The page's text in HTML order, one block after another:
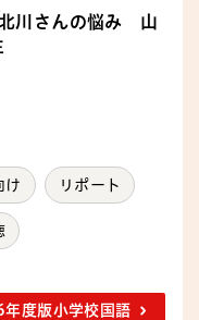
川さんの悩み 山
け リポート
年度版小学校国語